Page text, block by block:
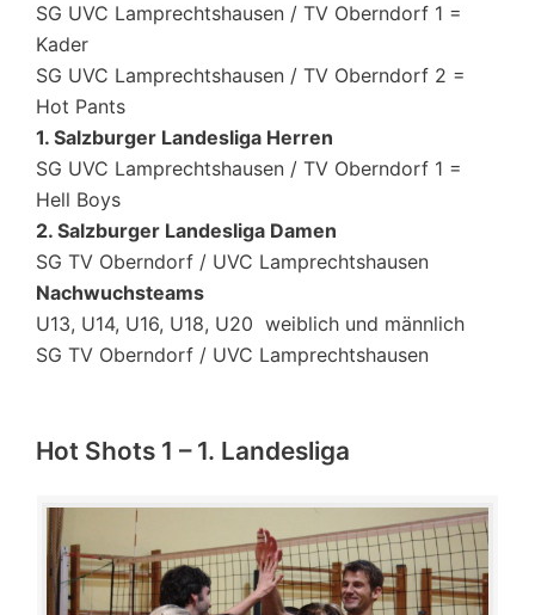
SG UVC Lamprechtshausen / TV Oberndorf 1 =
Kader
SG UVC Lamprechtshausen / TV Oberndorf 2 =
Hot Pants
1. Salzburger Landesliga Herren
SG UVC Lamprechtshausen / TV Oberndorf 1 =
Hell Boys
2. Salzburger Landesliga Damen
SG TV Oberndorf / UVC Lamprechtshausen
Nachwuchsteams
U13, U14, U16, U18, U20 weiblich und männlich
SG TV Oberndorf / UVC Lamprechtshausen
Hot Shots 1 – 1. Landesliga